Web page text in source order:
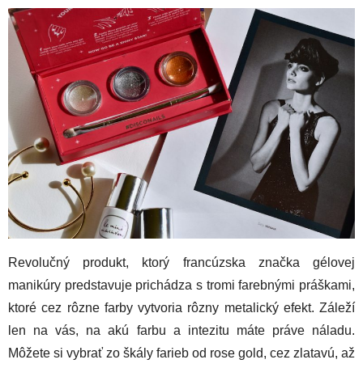
Revolučný produkt, ktorý francúzska značka gélovej
manikúry predstavuje prichádza s tromi farebnými práškami,
ktoré cez rôzne farby vytvoria rôzny metalický efekt. Záleží
len na vás, na akú farbu a intezitu máte práve náladu.
Môžete si vybrať zo škály farieb od rose gold, cez zlatavú, až